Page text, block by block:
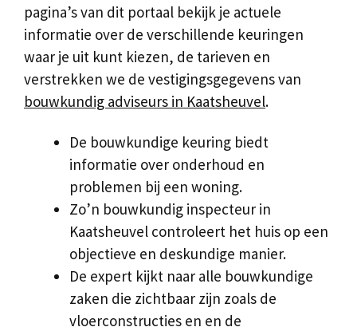
pagina’s van dit portaal bekijk je actuele
informatie over de verschillende keuringen
waar je uit kunt kiezen, de tarieven en
verstrekken we de vestigingsgegevens van
bouwkundig adviseurs in Kaatsheuvel.
De bouwkundige keuring biedt
informatie over onderhoud en
problemen bij een woning.
Zo’n bouwkundig inspecteur in
Kaatsheuvel controleert het huis op een
objectieve en deskundige manier.
De expert kijkt naar alle bouwkundige
zaken die zichtbaar zijn zoals de
vloerconstructies en en de